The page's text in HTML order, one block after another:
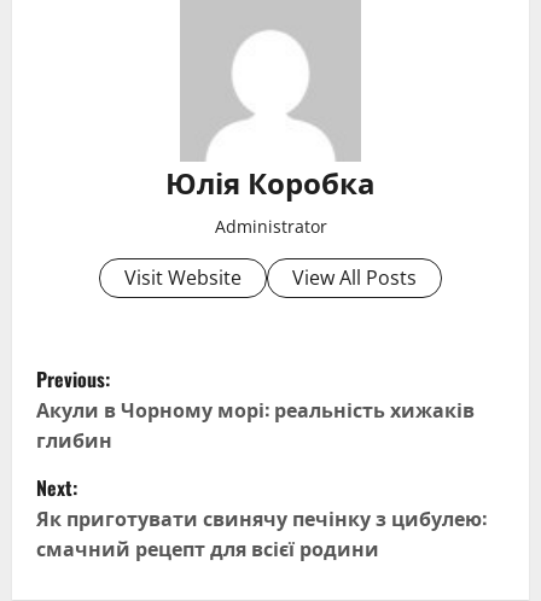
Юлія Коробка
Administrator
Visit Website View All Posts
P
o
s
t
n
Previous:
Акули в Чорному морі: реальність хижаків
глибин
Next:
Як приготувати свинячу печінку з цибулею:
смачний рецепт для всієї родини